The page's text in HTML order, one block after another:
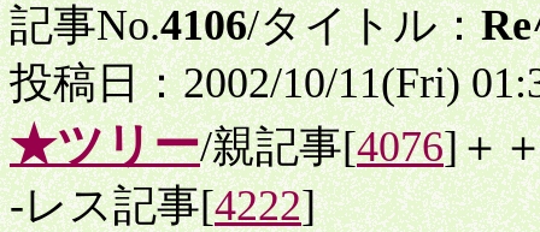
記事No.4106/タイトル：
投稿日：2002/10/11(Fri)
★ツリー/親記事[4076]＋
-レス記事[4222]